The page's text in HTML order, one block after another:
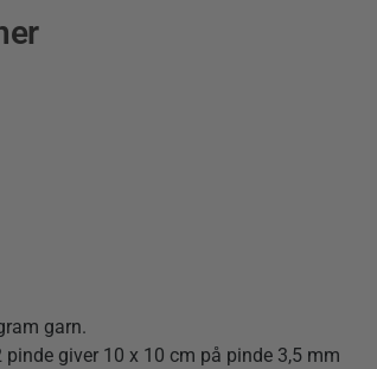
garn.
giver 10 x 10 cm på pinde 3,5 mm